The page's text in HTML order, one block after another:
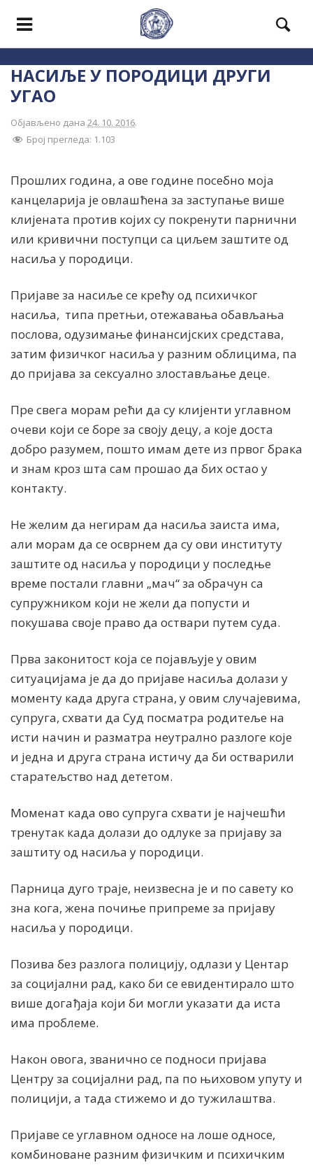
НАСИЉЕ У ПОРОДИЦИ ДРУГИ
УГАО
Објављено дана 24. 10. 2016.
Број прегледа: 1.103
Прошлих година, а ове године посебно моја
канцеларија је овлашћена за заступање више
клијената против којих су покренути парнични
или кривични поступци са циљем заштите од
насиља у породици.
Пријаве за насиље се крећу од психичког
насиља, типа претњи, отежавања обављања
послова, одузимање финансијских средстава,
затим физичког насиља у разним облицима, па
до пријава за сексуално злостављање деце.
Пре свега морам рећи да су клијенти углавном
очеви који се боре за своју децу, а које доста
добро разумем, пошто имам дете из првог брака
и знам кроз шта сам прошао да бих остао у
контакту.
Не желим да негирам да насиља заиста има,
али морам да се осврнем да су ови институту
заштите од насиља у породици у последње
време постали главни „мач“ за обрачун са
супружником који не жели да попусти и
покушава своје право да оствари путем суда.
Прва законитост која се појављује у овим
ситуацијама је да до пријаве насиља долази у
моменту када друга страна, у овим случајевима,
супруга, схвати да Суд посматра родитеље на
исти начин и разматра неутрално разлоге које
и једна и друга страна истичу да би остварили
старатељство над дететом.
Моменат када ово супруга схвати је најчешћи
тренутак када долази до одлуке за пријаву за
заштиту од насиља у породици.
Парница дуго траје, неизвесна је и по савету ко
зна кога, жена почиње припреме за пријаву
насиља у породици.
Позива без разлога полицију, одлази у Центар
за социјални рад, како би се евидентирало што
више догађаја који би могли указати да иста
има проблеме.
Након овога, званично се подноси пријава
Центру за социјални рад, па по њиховом упуту и
полицији, а тада стижемо и до тужилаштва.
Пријаве се углавном односе на лоше односе,
комбиноване разним физичким и психичким